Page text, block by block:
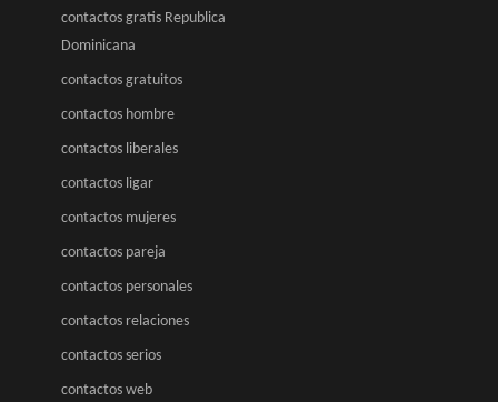
contactos gratis Republica
Dominicana
contactos gratuitos
contactos hombre
contactos liberales
contactos ligar
contactos mujeres
contactos pareja
contactos personales
contactos relaciones
contactos serios
contactos web